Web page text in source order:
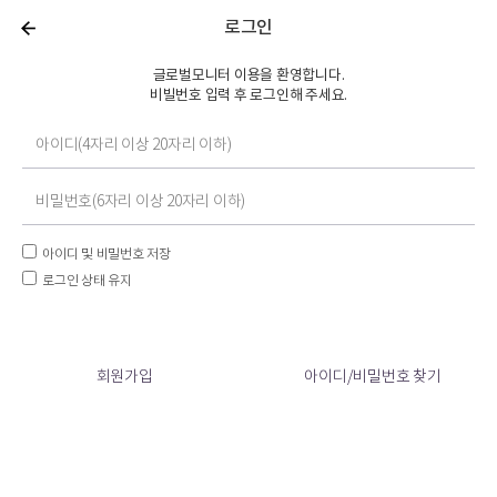
로그인
글로벌모니터 이용을 환영합니다.
비빌번호 입력 후 로그인해 주세요.
아이디 및 비밀번호 저장
로그인 상태 유지
회원가입 아이디/비밀번호 찾기